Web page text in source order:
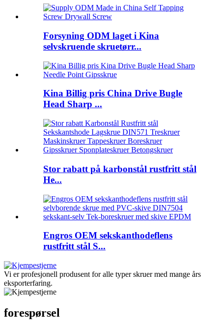
Forsyning ODM laget i Kina
selvskruende skruetørr...
Kina Billig pris China Drive Bugle
Head Sharp ...
Stor rabatt på karbonstål rustfritt stål
He...
Engros OEM sekskanthodeflens
rustfritt stål S...
Vi er profesjonell produsent for alle typer skruer med mange års
eksporterfaring.
forespørsel